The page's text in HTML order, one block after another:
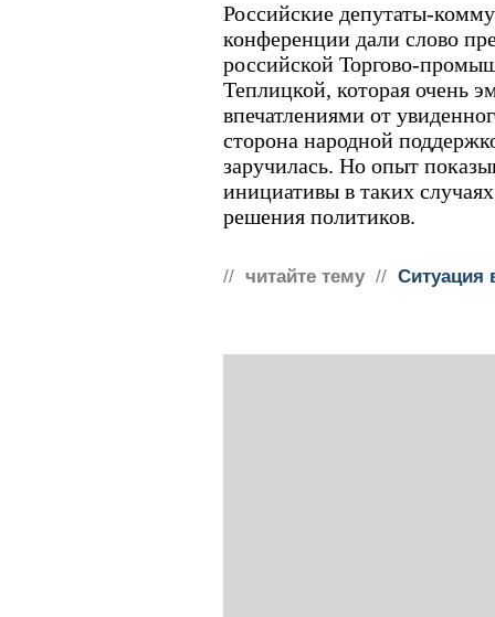
Российские депутаты-
конференции дали слово
российской Торгово-
Теплицкой, которая очень
впечатлениями от
сторона народной
заручилась. Но опыт
инициативы в таких
решения политиков.
// читайте тему // Ситуация